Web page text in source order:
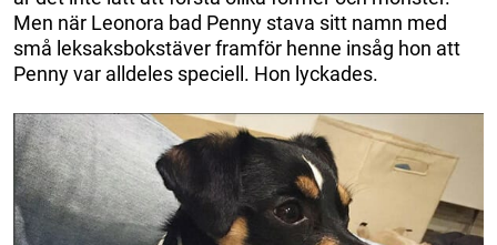
Men när Leonora bad Penny stava sitt namn med
små leksaksbokstäver framför henne insåg hon att
Penny var alldeles speciell. Hon lyckades.